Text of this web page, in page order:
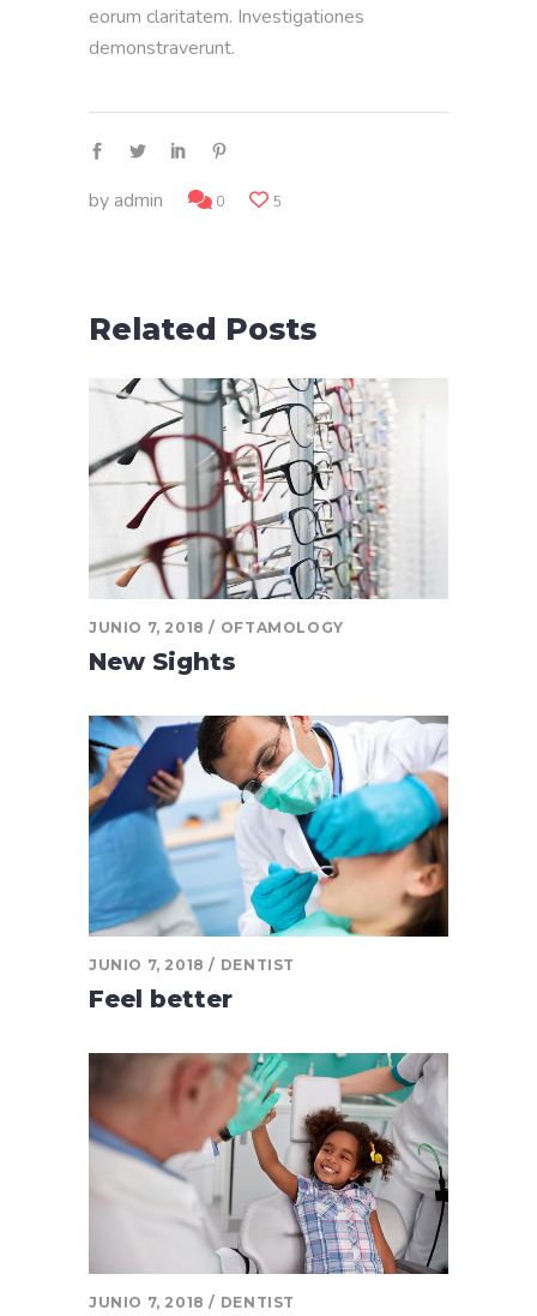
eorum claritatem. Investigationes
demonstraverunt.
byadmin 0 5
Related Posts
JUNIO 7, 2018 OFTAMOLOGY
New Sights
JUNIO 7, 2018 DENTIST
Feel better
JUNIO 7, 2018 DENTIST